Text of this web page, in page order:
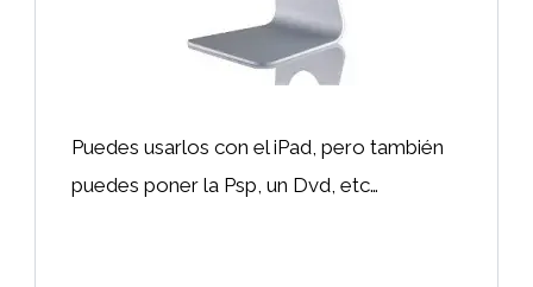
Puedes usarlos con el iPad, pero también
puedes poner la Psp, un Dvd, etc…